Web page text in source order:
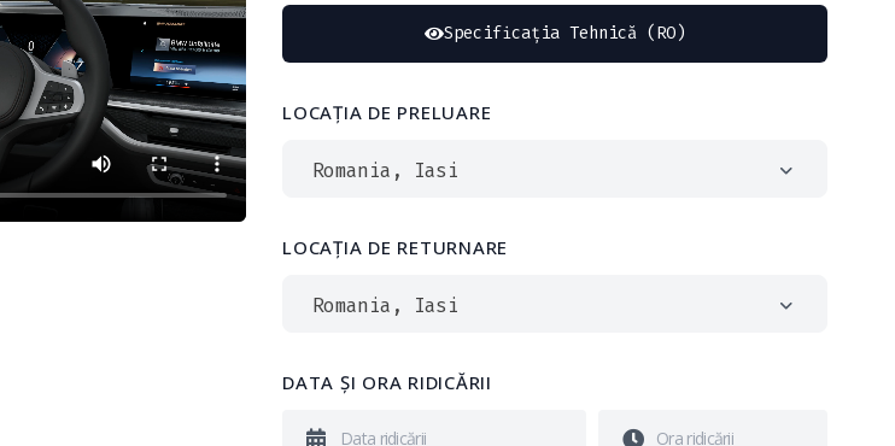
Specificația Tehnică (RO)
LOCAȚIA DE PRELUARE
Romania, Iasi
LOCAȚIA DE RETURNARE
Romania, Iasi
DATA ȘI ORA RIDICĂRII